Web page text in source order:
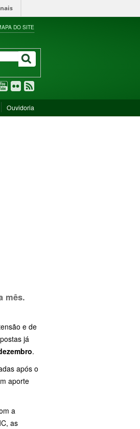
DO SITE
Ouvidoria
mês.
e de
já
.
após o
aporte
a
as